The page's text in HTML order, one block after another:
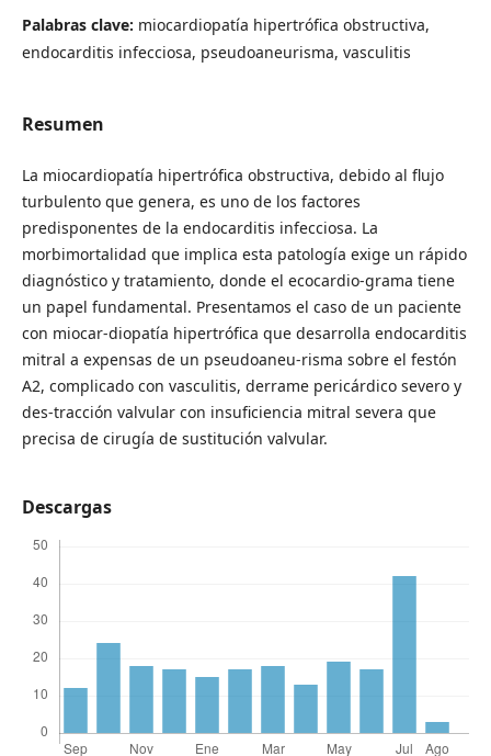
Palabras clave: miocardiopatía hipertrófica obstructiva,
endocarditis infecciosa, pseudoaneurisma, vasculitis
Resumen
La miocardiopatía hipertrófica obstructiva, debido al flujo
turbulento que genera, es uno de los factores
predisponentes de la endocarditis infecciosa. La
morbimortalidad que implica esta patología exige un rápido
diagnóstico y tratamiento, donde el ecocardio-grama tiene
un papel fundamental. Presentamos el caso de un paciente
con miocar-diopatía hipertrófica que desarrolla endocarditis
mitral a expensas de un pseudoaneu-risma sobre el festón
A2, complicado con vasculitis, derrame pericárdico severo y
des-tracción valvular con insuficiencia mitral severa que
precisa de cirugía de sustitución valvular.
Descargas